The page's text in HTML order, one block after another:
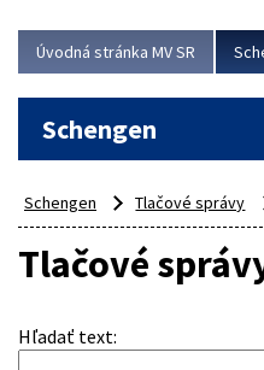
demonštrovať pripravenosť
Úvodná stránka MV SR
Schengen
Schengen Tlačové správy
Tlačové
Hľadať text: